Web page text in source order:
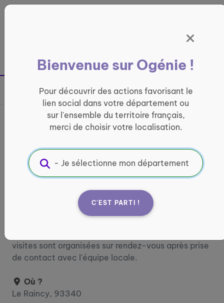
France entière
Bienvenue sur Ogénie !
Pour découvrir des actions favorisant le
lien social dans votre département ou
sur l'ensemble du territoire français,
merci de choisir votre localisation.
C'EST PARTI !
Partager sur
Visites de convivialité
CONVIVIALITÉ
Informations pratiques :
À partir du 1 juin 2026
visites sont organisées sur rendez-vous après prise
de contact avec l'équipe locale.
Où ?
Le Raincy, 93340
Panneau de gestion des cookies